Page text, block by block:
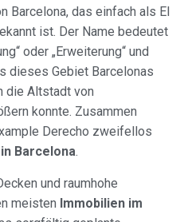
Barcelona, das einfach als El
ist. Der Name bedeutet
oder „Erweiterung“ und
dieses Gebiet Barcelonas
die Altstadt von
konnte. Zusammen
Derecho zweifellos
Barcelona.
und raumhohe
meisten Immobilien im